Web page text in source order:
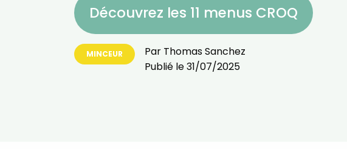
Découvrez les 11 menus CROQ
MINCEUR Par Thomas Sanchez
Publié le31/07/2025